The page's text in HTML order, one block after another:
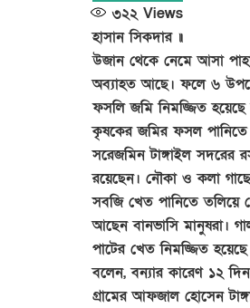
৩২২ Views
হাসান সিকদার ॥
উজান থেকে নেমে আসা
অব্যাহত আছে। ফলে ৬
ফসলি জমি নিমজ্জিত
কৃষকের জমির ফসল পানিতে
সরেজমিন টাঙ্গাইল সদরের
রয়েছেন। নৌকা ও কলা
সবজি খেত পানিতে তলিয়ে
আছেন বানভাসি মানুষরা।
পাটের খেত নিমজ্জিত
বলেন, বন্যার কারেণ ১২
গ্রামের আফজাল হোসেন